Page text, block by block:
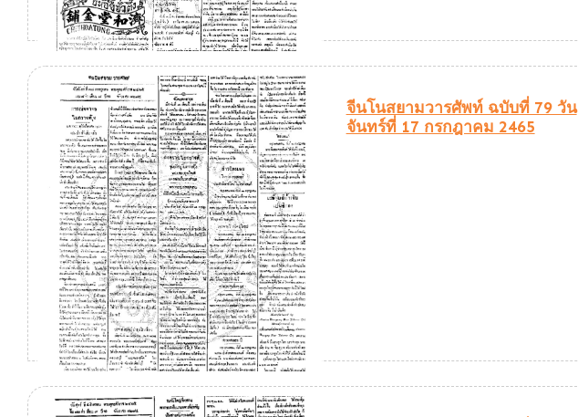
จีนโนสยามวารศัพท์ ฉบับที่ 79 วัน
จันทร์ที่ 17 กรกฎาคม 2465